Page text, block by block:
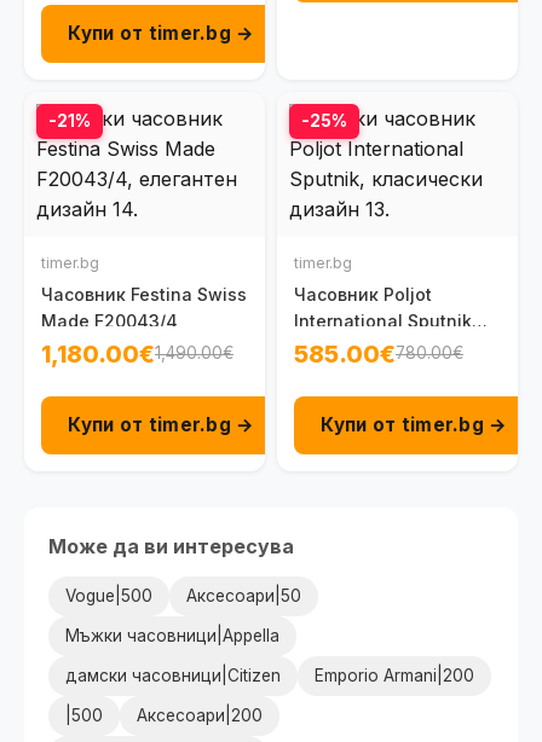
Купи от timer.bg →
-21%
timer.bg
Часовник Festina Swiss
Made F20043/4
1,180.00€1,490.00€
Купи от timer.bg →
-25%
timer.bg
Часовник Poljot
International Sputnik
9931.294077
585.00€780.00€
Купи от timer.bg →
Може да ви интересува
Vogue|500 Аксесоари|50
Мъжки часовници|Appella
дамски часовници|Citizen Emporio Armani|200
|500 Аксесоари|200